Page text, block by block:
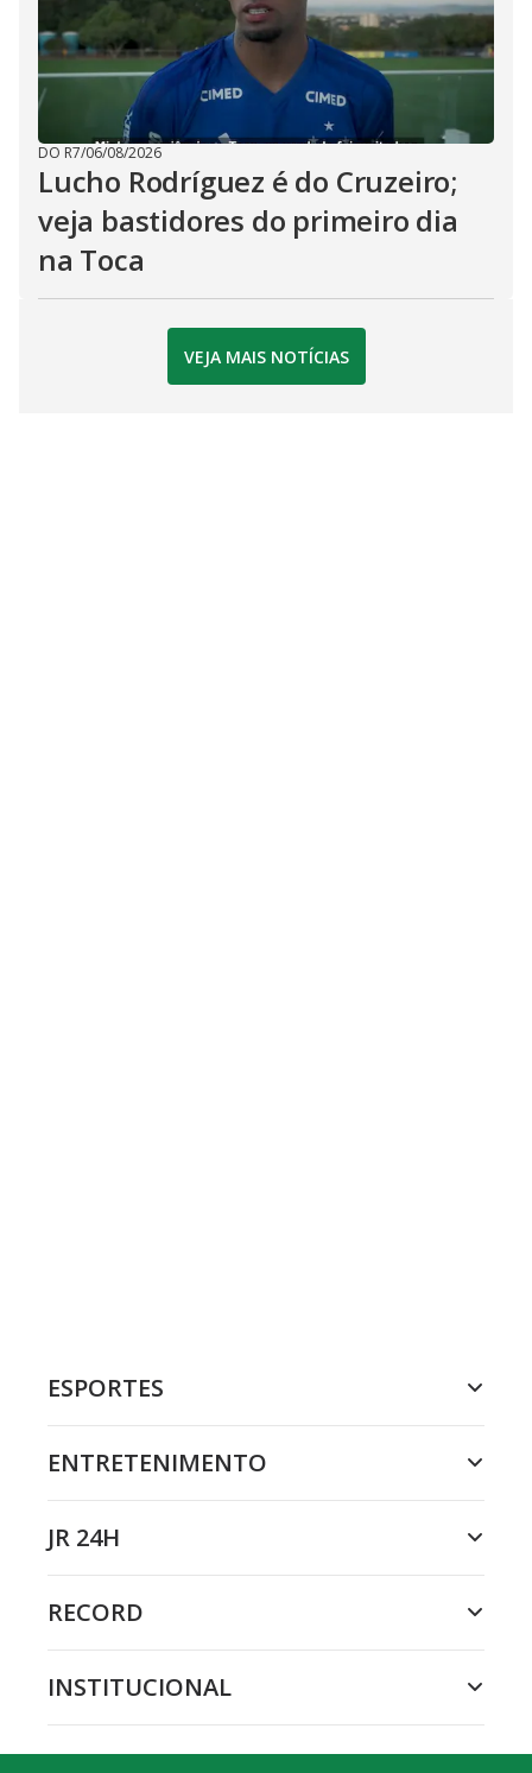
DO R7/06/08/2026
Lucho Rodríguez é do Cruzeiro;
veja bastidores do primeiro dia
na Toca
VEJA MAIS NOTÍCIAS
ESPORTES
ENTRETENIMENTO
JR 24H
RECORD
INSTITUCIONAL